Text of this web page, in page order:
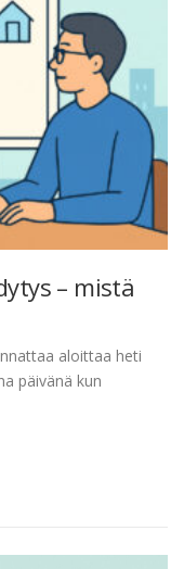
– mistä
aloittaa heti
päivänä kun